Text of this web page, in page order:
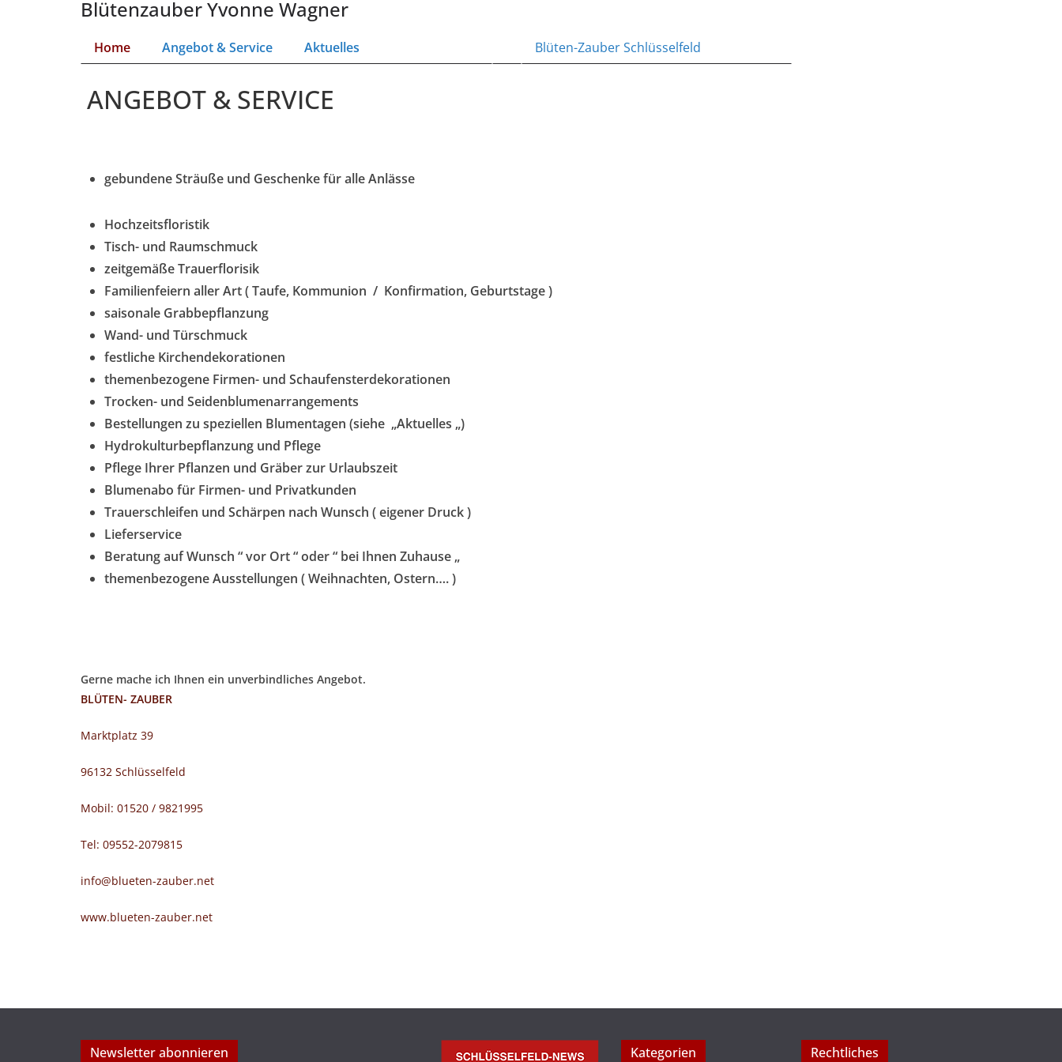
Blütenzauber Yvonne Wagner
Home Angebot & Service Aktuelles Blüten-Zauber Schlüsselfeld
ANGEBOT & SERVICE
gebundene Sträuße und Geschenke für alle Anlässe
Hochzeitsfloristik
Tisch- und Raumschmuck
zeitgemäße Trauerflorisik
Familienfeiern aller Art ( Taufe, Kommunion / Konfirmation, Geburtstage )
saisonale Grabbepflanzung
Wand- und Türschmuck
festliche Kirchendekorationen
themenbezogene Firmen- und Schaufensterdekorationen
Trocken- und Seidenblumenarrangements
Bestellungen zu speziellen Blumentagen (siehe „Aktuelles „)
Hydrokulturbepflanzung und Pflege
Pflege Ihrer Pflanzen und Gräber zur Urlaubszeit
Blumenabo für Firmen- und Privatkunden
Trauerschleifen und Schärpen nach Wunsch ( eigener Druck )
Lieferservice
Beratung auf Wunsch “ vor Ort “ oder “ bei Ihnen Zuhause „
themenbezogene Ausstellungen ( Weihnachten, Ostern…. )
Gerne mache ich Ihnen ein unverbindliches Angebot.
BLÜTEN- ZAUBER
Marktplatz 39
96132 Schlüsselfeld
Mobil: 01520 / 9821995
Tel: 09552-2079815
info@blueten-zauber.net
www.blueten-zauber.net
Newsletter abonnieren Kategorien Rechtliches